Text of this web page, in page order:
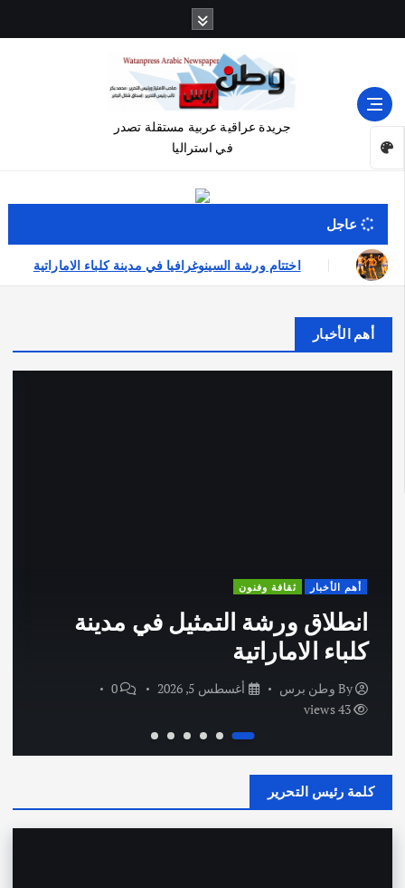
جريدة عراقية عربية مستقلة تصدر
في استراليا
عاجل
العراقي عمر الشمري الذي اصبح بطلاً لأستراليا بلعبة كمال الاجسام
أهم الأخبار
أهم الأخبار ثقافة وفنون
انطلاق ورشة التمثيل في مدينة
كلباء الاماراتية
By وطن برس أغسطس 5, 2026
0
43 views
كلمة رئيس التحرير